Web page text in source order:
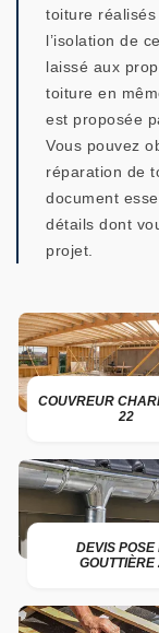
toiture
l’isolation de
laissé aux
toiture en
est proposée
Vous pouvez
réparation de
document
détails dont
projet.
COUVREUR
22
DEVIS POSE
GOUTTIÈRE